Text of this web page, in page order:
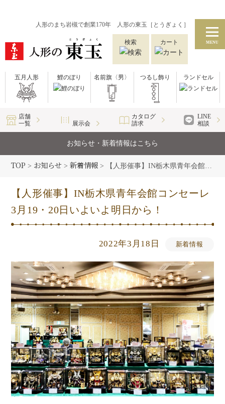
人形のまち岩槻で創業170年 人形の東玉［とうぎょく］
検索 カート MENU
五月人形 鯉のぼり 名前旗〈男〉 つるし飾り ランドセル
店舗
一覧
展示会
カタログ
請求
LINE
相談
お知らせ・新着情報はこちら
TOP > お知らせ >新着情報 > 【人形催事】IN栃木県青年会館コンセーレ 3月19・20日いよいよ明日から！
【人形催事】IN栃木県青年会館コンセーレ
3月19・20日いよいよ明日から！
2022年3月18日 新着情報